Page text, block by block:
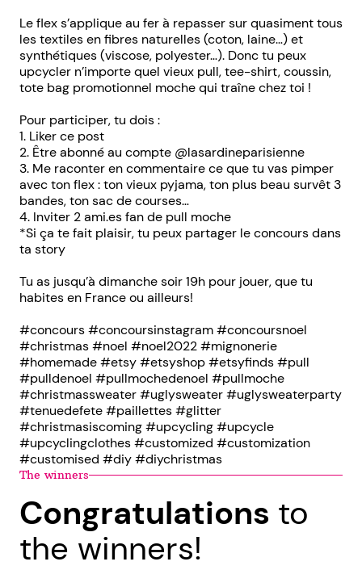
Le flex s’applique au fer à repasser sur quasiment tous
les textiles en fibres naturelles (coton, laine…) et
synthétiques (viscose, polyester…). Donc tu peux
upcycler n’importe quel vieux pull, tee-shirt, coussin,
tote bag promotionnel moche qui traîne chez toi !
Pour participer, tu dois :
1. Liker ce post
2. Être abonné au compte @lasardineparisienne
3. Me raconter en commentaire ce que tu vas pimper
avec ton flex : ton vieux pyjama, ton plus beau survêt 3
bandes, ton sac de courses…
4. Inviter 2 ami.es fan de pull moche
*Si ça te fait plaisir, tu peux partager le concours dans
ta story
Tu as jusqu’à dimanche soir 19h pour jouer, que tu
habites en France ou ailleurs!
#concours #concoursinstagram #concoursnoel
#christmas #noel #noel2022 #mignonerie
#homemade #etsy #etsyshop #etsyfinds #pull
#pulldenoel #pullmochedenoel #pullmoche
#christmassweater #uglysweater #uglysweaterparty
#tenuedefete #paillettes #glitter
#christmasiscoming #upcycling #upcycle
#upcyclingclothes #customized #customization
#customised #diy #diychristmas
The winners
Congratulations to
the winners!